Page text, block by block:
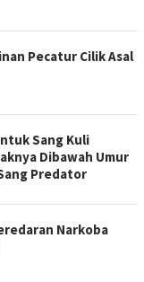
Pecatur Cilik Asal
Sang Kuli
Dibawah Umur
Predator
Narkoba